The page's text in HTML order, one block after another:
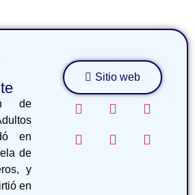
de
en
de
y
en
Sitio web